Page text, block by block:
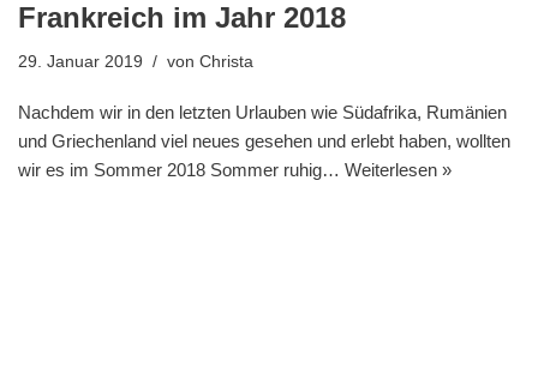
Frankreich im Jahr 2018
29. Januar 2019 von Christa
Nachdem wir in den letzten Urlauben wie Südafrika, Rumänien
und Griechenland viel neues gesehen und erlebt haben, wollten
wir es im Sommer 2018 Sommer ruhig… Weiterlesen »